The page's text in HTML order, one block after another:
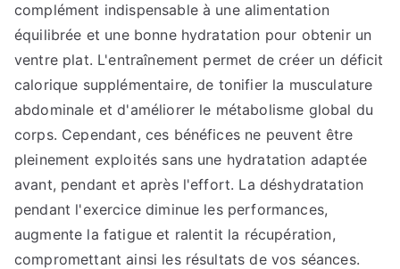
complément indispensable à une alimentation
équilibrée et une bonne hydratation pour obtenir un
ventre plat. L'entraînement permet de créer un déficit
calorique supplémentaire, de tonifier la musculature
abdominale et d'améliorer le métabolisme global du
corps. Cependant, ces bénéfices ne peuvent être
pleinement exploités sans une hydratation adaptée
avant, pendant et après l'effort. La déshydratation
pendant l'exercice diminue les performances,
augmente la fatigue et ralentit la récupération,
compromettant ainsi les résultats de vos séances.